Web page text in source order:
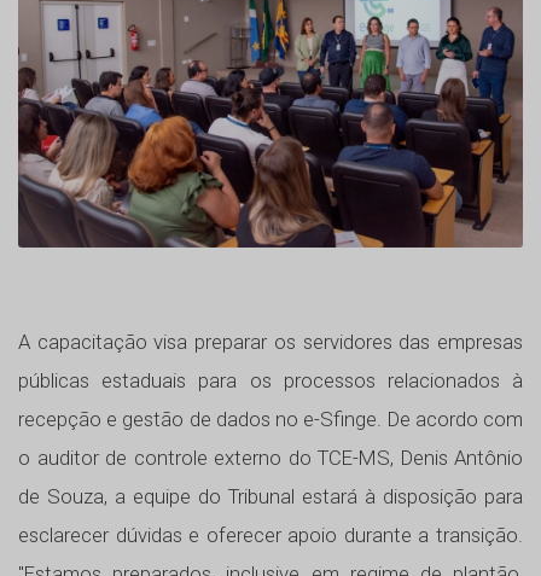
A capacitação visa preparar os servidores das empresas
públicas estaduais para os processos relacionados à
recepção e gestão de dados no e-Sfinge. De acordo com
o auditor de controle externo do TCE-MS, Denis Antônio
de Souza, a equipe do Tribunal estará à disposição para
esclarecer dúvidas e oferecer apoio durante a transição.